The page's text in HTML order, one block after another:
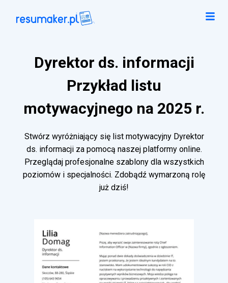
Dyrektor ds. informacji
Przykład listu
motywacyjnego na 2025 r.
Stwórz wyróżniający się list motywacyjny Dyrektor
ds. informacji za pomocą naszej platformy online.
Przeglądaj profesjonalne szablony dla wszystkich
poziomów i specjalności. Zdobądź wymarzoną rolę
już dziś!